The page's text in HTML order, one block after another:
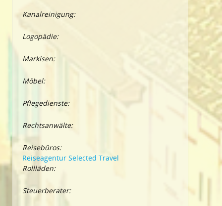
Kanalreinigung:
Logopädie:
Markisen:
Möbel:
Pflegedienste:
Rechtsanwälte:
Reisebüros:
Reiseagentur Selected Travel
Rollläden:
Steuerberater: